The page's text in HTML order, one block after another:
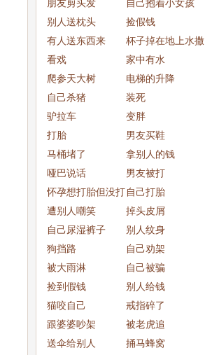
朋友剪头发
自己抱着小女孩
别人送枕头
捡假钱
有人送东西来
杯子掉在地上水撒
了一
看戏
家中有水
爬参天大树
电梯的升降
自己杀猪
装死
驴拉车
变胖
打胎
男友买鞋
马桶堵了
拿别人的钱
哑巴说话
男友被打
怀孕想打胎但没打
成
自己打胎
遭别人嘲笑
掉头皮屑
自己尿湿裤子
别人纹身
狗挡路
自己劝架
被大雨淋
自己被骗
捡到假钱
别人给钱
猫咬自己
戒指碎了
跟婆婆吵架
被老虎追
送伞给别人
捅马蜂窝